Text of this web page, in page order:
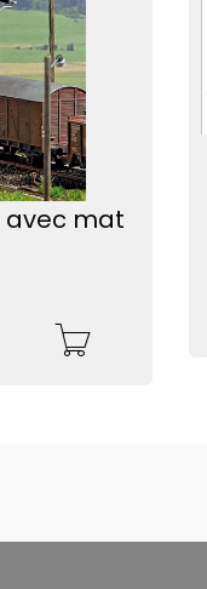
avec mat